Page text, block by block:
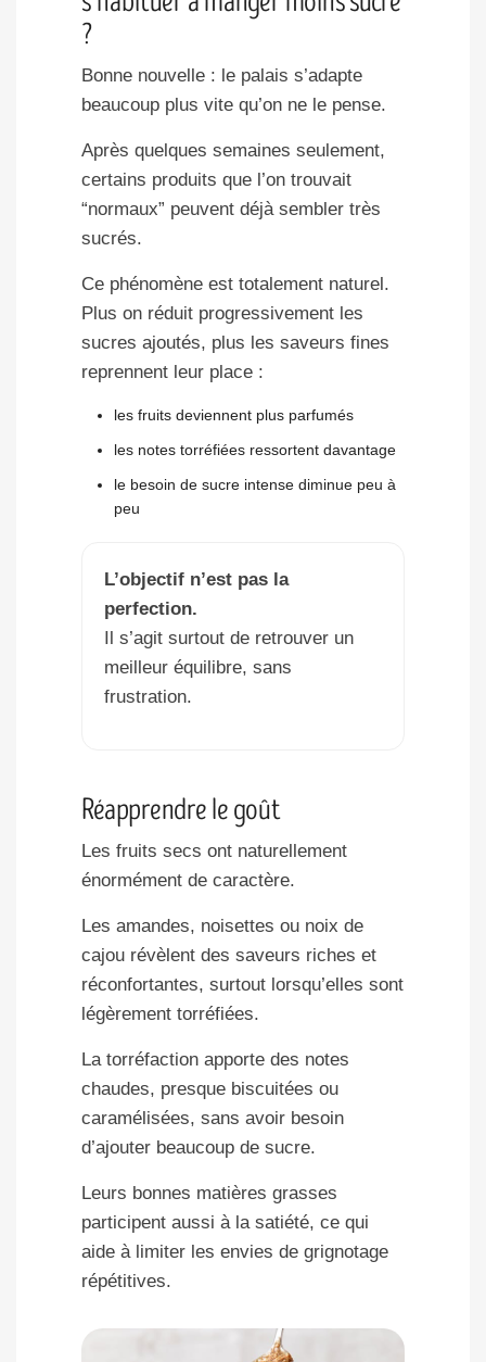
?
Bonne nouvelle : le palais s’adapte
beaucoup plus vite qu’on ne le pense.
Après quelques semaines seulement,
certains produits que l’on trouvait
“normaux” peuvent déjà sembler très
sucrés.
Ce phénomène est totalement naturel.
Plus on réduit progressivement les
sucres ajoutés, plus les saveurs fines
reprennent leur place :
les fruits deviennent plus parfumés
les notes torréfiées ressortent davantage
le besoin de sucre intense diminue peu à
peu
L’objectif n’est pas la
perfection.
Il s’agit surtout de retrouver un
meilleur équilibre, sans
frustration.
Réapprendre le goût
Les fruits secs ont naturellement
énormément de caractère.
Les amandes, noisettes ou noix de
cajou révèlent des saveurs riches et
réconfortantes, surtout lorsqu’elles sont
légèrement torréfiées.
La torréfaction apporte des notes
chaudes, presque biscuitées ou
caramélisées, sans avoir besoin
d’ajouter beaucoup de sucre.
Leurs bonnes matières grasses
participent aussi à la satiété, ce qui
aide à limiter les envies de grignotage
répétitives.